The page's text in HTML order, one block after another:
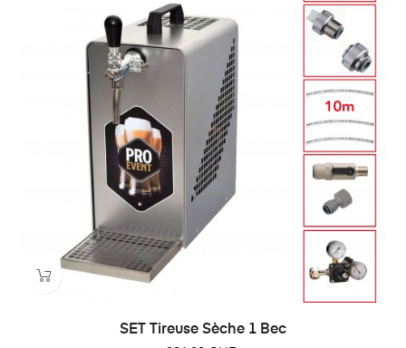
SET Tireuse Sèche 1 Bec